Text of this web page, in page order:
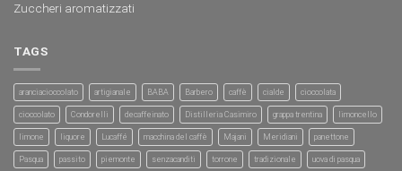
Zuccheri aromatizzati
TAGS
aranciacioccolato artigianale BABA Barbero caffè cialde cioccolata
cioccolato Condorelli decaffeinato Distilleria Casimiro grappa trentina limoncello
limone liquore Lucaffé macchina del caffè Majani Meridiani panettone
Pasqua passito piemonte senzacanditi torrone tradizionale uova di pasqua